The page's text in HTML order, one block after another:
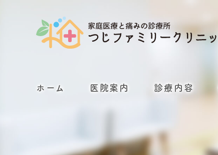
ホーム 医院案内 診療内容